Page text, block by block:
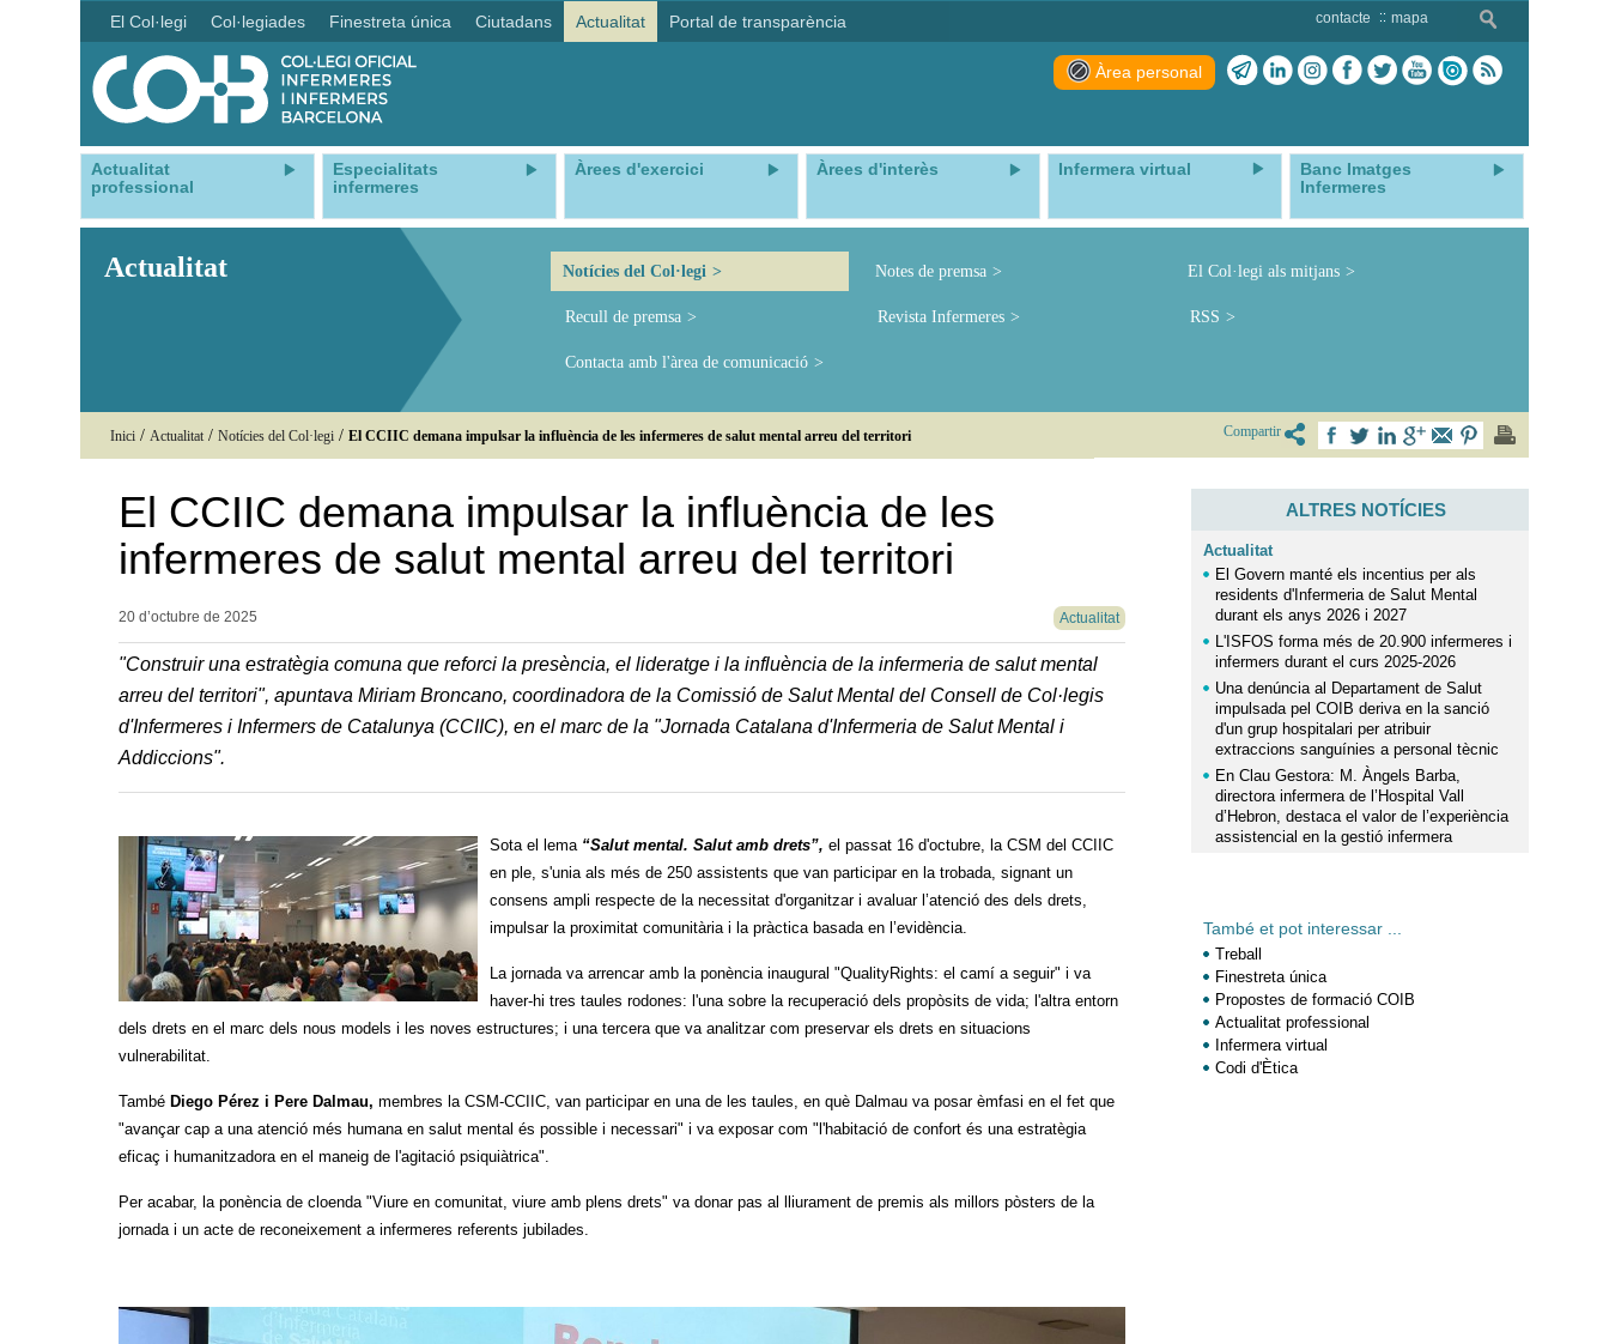
El Col·legi Col·legiades Finestreta única Ciutadans Actualitat Portal de transparència contacte mapa
Àrea personal
Actualitat
professional
Especialitats
infermeres
Àrees d'exercici Àrees d'interès Infermera virtual
Banc Imatges
Infermeres
Actualitat Notícies del Col·legi Notes de premsa El Col·legi als mitjans
Recull de premsa Revista Infermeres RSS
Contacta amb l'àrea de comunicació
Inici / Actualitat / Notícies del Col·legi / El CCIIC demana impulsar la influència de les infermeres de salut mental arreu del territori Compartir
El CCIIC demana impulsar la influència de les
infermeres de salut mental arreu del territori
20 d’octubre de 2025 Actualitat
"Construir una estratègia comuna que reforci la presència, el lideratge i la influència de la infermeria de salut mental
arreu del territori", apuntava Miriam Broncano, coordinadora de la Comissió de Salut Mental del Consell de Col·legis
d'Infermeres i Infermers de Catalunya (CCIIC), en el marc de la "Jornada Catalana d'Infermeria de Salut Mental i
Addiccions".
Sota el lema “Salut mental. Salut amb drets”, el passat 16 d'octubre, la CSM del CCIIC
en ple, s'unia als més de 250 assistents que van participar en la trobada, signant un
consens ampli respecte de la necessitat d'organitzar i avaluar l’atenció des dels drets,
impulsar la proximitat comunitària i la pràctica basada en l’evidència.
La jornada va arrencar amb la ponència inaugural "QualityRights: el camí a seguir" i va
haver-hi tres taules rodones: l'una sobre la recuperació dels propòsits de vida; l'altra entorn
dels drets en el marc dels nous models i les noves estructures; i una tercera que va analitzar com preservar els drets en situacions
vulnerabilitat.
També Diego Pérez i Pere Dalmau, membres la CSM-CCIIC, van participar en una de les taules, en què Dalmau va posar èmfasi en el fet que
"avançar cap a una atenció més humana en salut mental és possible i necessari" i va exposar com "l'habitació de confort és una estratègia
eficaç i humanitzadora en el maneig de l'agitació psiquiàtrica".
Per acabar, la ponència de cloenda "Viure en comunitat, viure amb plens drets" va donar pas al lliurament de premis als millors pòsters de la
jornada i un acte de reconeixement a infermeres referents jubilades.
ALTRES NOTÍCIES
Actualitat
El Govern manté els incentius per als
residents d'Infermeria de Salut Mental
durant els anys 2026 i 2027
L'ISFOS forma més de 20.900 infermeres i
infermers durant el curs 2025-2026
Una denúncia al Departament de Salut
impulsada pel COIB deriva en la sanció
d'un grup hospitalari per atribuir
extraccions sanguínies a personal tècnic
En Clau Gestora: M. Àngels Barba,
directora infermera de l’Hospital Vall
d’Hebron, destaca el valor de l’experiència
assistencial en la gestió infermera
També et pot interessar ...
Treball
Finestreta única
Propostes de formació COIB
Actualitat professional
Infermera virtual
Codi d'Ètica